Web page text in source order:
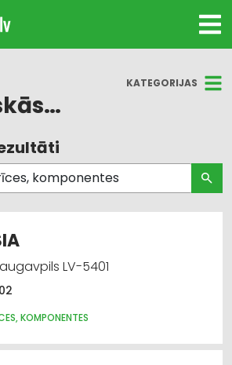
KATEGORIJAS
Elektroniskās ierīces, komponentes
komponentes
un elektromateriālu
komercija
vairumtirdzniecība
LV-5401
KOMPONENTES